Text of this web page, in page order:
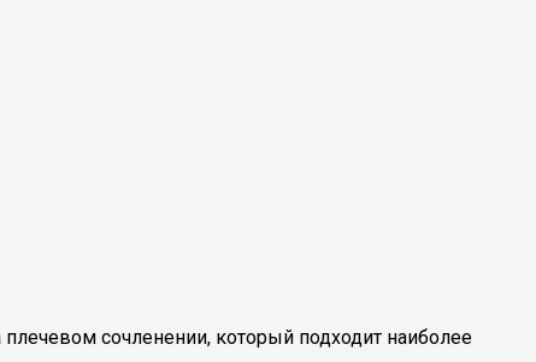
сочленении, который подходит наиболее